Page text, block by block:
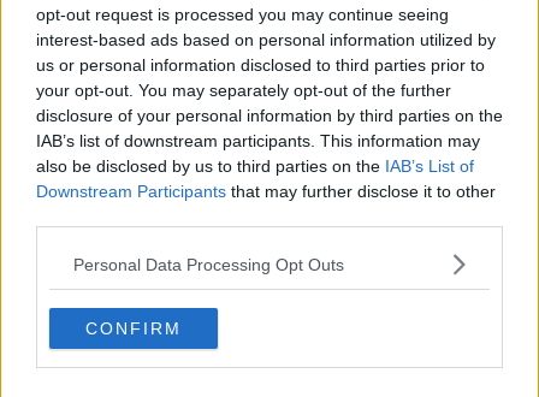
opt-out request is processed you may continue seeing
interest-based ads based on personal information utilized by
us or personal information disclosed to third parties prior to
your opt-out. You may separately opt-out of the further
disclosure of your personal information by third parties on the
IAB’s list of downstream participants. This information may
also be disclosed by us to third parties on the IAB’s List of
Downstream Participants that may further disclose it to other
Personal Data Processing Opt Outs
CONFIRM
Alice, Tante belle cose / Weekend